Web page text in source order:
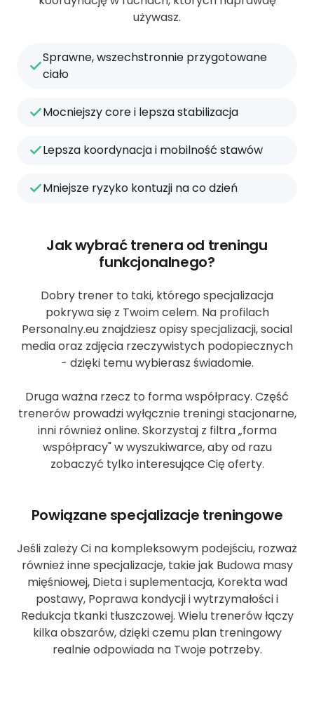
używasz.
Sprawne, wszechstronnie przygotowane
ciało
Mocniejszy core i lepsza stabilizacja
Lepsza koordynacja i mobilność stawów
Mniejsze ryzyko kontuzji na co dzień
Jak wybrać trenera od treningu
funkcjonalnego?
Dobry trener to taki, którego specjalizacja
pokrywa się z Twoim celem. Na profilach
Personalny.eu znajdziesz opisy specjalizacji, social
media oraz zdjęcia rzeczywistych podopiecznych
- dzięki temu wybierasz świadomie.
Druga ważna rzecz to forma współpracy. Część
trenerów prowadzi wyłącznie treningi stacjonarne,
inni również online. Skorzystaj z filtra „forma
współpracy" w wyszukiwarce, aby od razu
zobaczyć tylko interesujące Cię oferty.
Powiązane specjalizacje treningowe
Jeśli zależy Ci na kompleksowym podejściu, rozważ
również inne specjalizacje, takie jak Budowa masy
mięśniowej, Dieta i suplementacja, Korekta wad
postawy, Poprawa kondycji i wytrzymałości i
Redukcja tkanki tłuszczowej. Wielu trenerów łączy
kilka obszarów, dzięki czemu plan treningowy
realnie odpowiada na Twoje potrzeby.